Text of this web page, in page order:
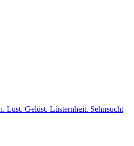
Lust. Gelüst. Lüsternheit. Sehnsucht